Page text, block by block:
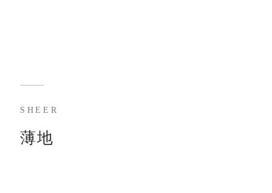
SHEER
薄地